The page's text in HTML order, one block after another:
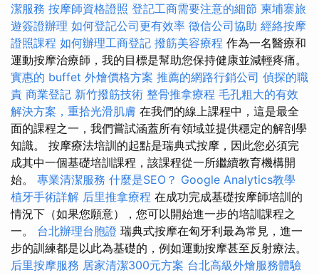
潔服務 按摩師資格證照 登記工商需要注意的細節 柬埔寨旅
遊簽證辦理 如何登記公司更有效率 徵信公司協助 經絡按摩
證照課程 如何辦理工商登記 撥筋美容療程 作為一名醫療和
運動按摩治療師，我的目標是幫助您保持健康並減輕疼痛。
實惠的 buffet 外燴價格方案 推薦的網路行銷公司 偵探的職
責 商業登記 新竹撥筋技術 整骨推拿療程 毛孔粗大的有效
解決方案，重拾光滑肌膚 在我們的線上課程中，這是最全
面的課程之一，我們嘗試涵蓋所有領域並提供穩定的解剖學
知識。 按摩療法培訓的起點是瑞典式按摩，因此您必須完
成其中一個基礎培訓課程，該課程從一所繼續教育機構開
始。 專業清潔服務 什麼是SEO？ Google Analytics教學
植牙手術詳解 后里推拿療程 在成功完成基礎按摩師培訓的
情況下（如果您願意），您可以開始進一步的培訓課程之
一。 台北辦理台胞證 瑞典式按摩在匈牙利最為常見，進一
步的訓練都是以此為基礎的，例如運動按摩甚至反射療法。
后里按摩服務 居家清潔300元方案 台北高級外燴服務體驗